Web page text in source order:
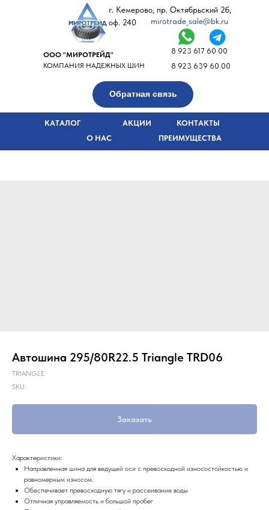
г. Кемерово, пр. Октябрьский 2б,
оф. 240
8 923 617 60 00
8 923 639 60 00
mirotrade_sale@bk.ru
Обратная связь
КАТАЛОГ
АКЦИИ
О НАС
КОНТАКТЫ
ПРЕИМУЩЕСТВА
ООО "МИРОТРЕЙД"
КОМПАНИЯ НАДЕЖНЫХ ШИН
Автошина 295/80R22.5 Triangle TRD06
TRIANGLE
SKU:
Заказать
Характеристики:
Направленная шина для ведущей оси с превосходной износостойкостью и
равномерным износом.
Обеспечивает превосходную тягу и рассеивание воды
Отличная управляемость и большой пробег